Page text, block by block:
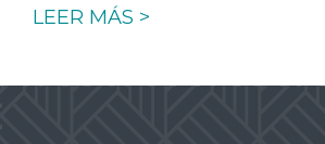
LEER MÁS >